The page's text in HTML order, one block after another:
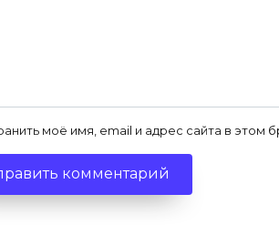
моё имя, email и адрес сайта в этом